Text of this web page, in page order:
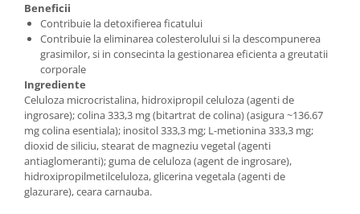
Beneficii
Contribuie la detoxifierea ficatului
Contribuie la eliminarea colesterolului si la descompunerea
grasimilor, si in consecinta la gestionarea eficienta a greutatii
corporale
Ingrediente
Celuloza microcristalina, hidroxipropil celuloza (agenti de
ingrosare); colina 333,3 mg (bitartrat de colina) (asigura ~136.67
mg colina esentiala); inositol 333,3 mg; L-metionina 333,3 mg;
dioxid de siliciu, stearat de magneziu vegetal (agenti
antiaglomeranti); guma de celuloza (agent de ingrosare),
hidroxipropilmetilceluloza, glicerina vegetala (agenti de
glazurare), ceara carnauba.